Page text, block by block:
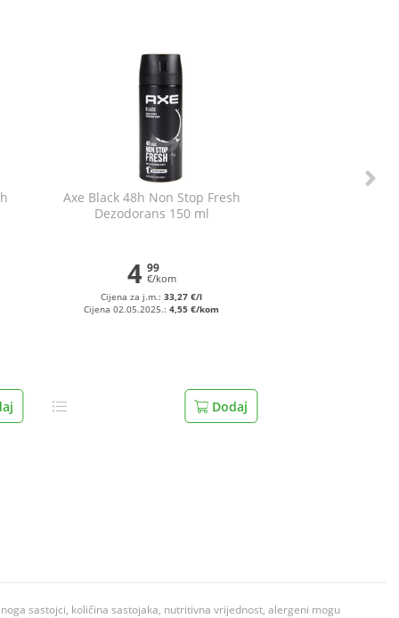
Axe Black 48h Non Stop Fresh
Dezodorans 150 ml
4 99
€/kom
Cijena za j.m.:33,27 €/l
Cijena 02.05.2025.:4,55 €/kom
Dodaj
sastojci, količina sastojaka, nutritivna vrijednost, alergeni mogu